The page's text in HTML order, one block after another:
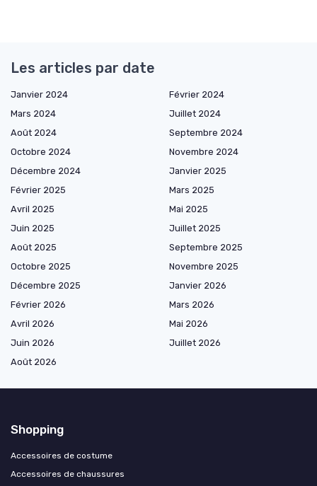
Les articles par date
Janvier 2024
Février 2024
Mars 2024
Juillet 2024
Août 2024
Septembre 2024
Octobre 2024
Novembre 2024
Décembre 2024
Janvier 2025
Février 2025
Mars 2025
Avril 2025
Mai 2025
Juin 2025
Juillet 2025
Août 2025
Septembre 2025
Octobre 2025
Novembre 2025
Décembre 2025
Janvier 2026
Février 2026
Mars 2026
Avril 2026
Mai 2026
Juin 2026
Juillet 2026
Août 2026
Shopping
Accessoires de costume
Accessoires de chaussures